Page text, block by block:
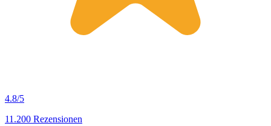
4.8/5
11.200 Rezensionen